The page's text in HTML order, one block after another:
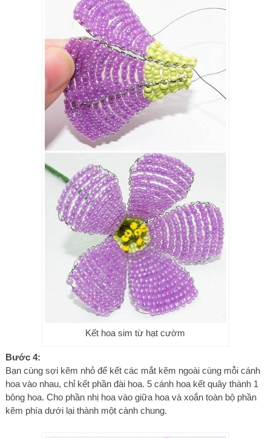
Kết hoa sim từ hạt cườm
Bước 4:
Bạn cùng sợi kẽm nhỏ để kết các mắt kẽm ngoài cùng mỗi cánh
hoa vào nhau, chỉ kết phần đài hoa. 5 cánh hoa kết quây thành 1
bông hoa. Cho phần nhị hoa vào giữa hoa và xoắn toàn bộ phần
kẽm phía dưới lại thành một cành chung.​